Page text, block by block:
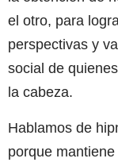
el otro, para
perspectivas y
social de
la cabeza.
Hablamos de
porque